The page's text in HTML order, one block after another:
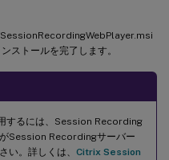
ストールを完了します。
するには、Session Recording
Session Recordingサーバー
い。詳しくは、 Citrix Session